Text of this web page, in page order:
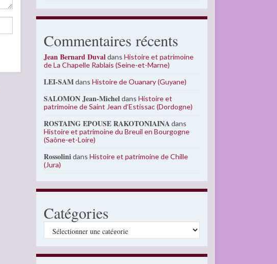
Commentaires récents
Jean Bernard DuvaldansHistoire et patrimoine
de La Chapelle Rablais (Seine-et-Marne)
LEI-SAMdansHistoire de Ouanary (Guyane)
SALOMON Jean-MicheldansHistoire et
patrimoine de Saint Jean d’Estissac (Dordogne)
ROSTAING EPOUSE RAKOTONIAINAdans
Histoire et patrimoine du Breuil en Bourgogne
(Saône-et-Loire)
RossolinidansHistoire et patrimoine de Chille
(Jura)
Catégories
Catégories